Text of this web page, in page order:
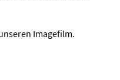
Imagefilm.